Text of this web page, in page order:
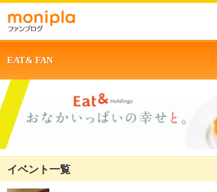
EAT& FAN
イベント一覧